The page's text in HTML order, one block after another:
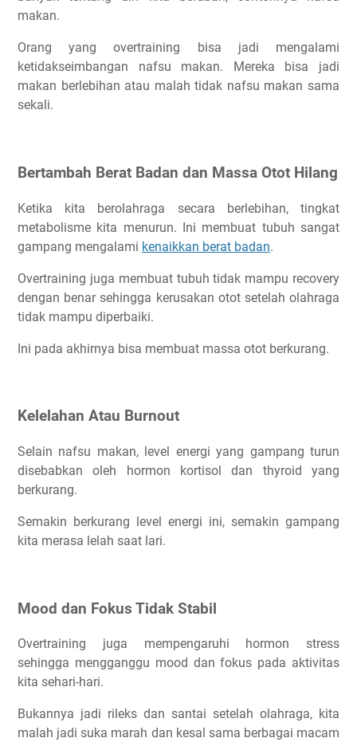
makan.
Orang yang overtraining bisa jadi mengalami
ketidakseimbangan nafsu makan. Mereka bisa jadi
makan berlebihan atau malah tidak nafsu makan sama
sekali.
Bertambah Berat Badan dan Massa Otot Hilang
Ketika kita berolahraga secara berlebihan, tingkat
metabolisme kita menurun. Ini membuat tubuh sangat
gampang mengalami kenaikkan berat badan.
Overtraining juga membuat tubuh tidak mampu recovery
dengan benar sehingga kerusakan otot setelah olahraga
tidak mampu diperbaiki.
Ini pada akhirnya bisa membuat massa otot berkurang.
Kelelahan Atau Burnout
Selain nafsu makan, level energi yang gampang turun
disebabkan oleh hormon kortisol dan thyroid yang
berkurang.
Semakin berkurang level energi ini, semakin gampang
kita merasa lelah saat lari.
Mood dan Fokus Tidak Stabil
Overtraining juga mempengaruhi hormon stress
sehingga mengganggu mood dan fokus pada aktivitas
kita sehari-hari.
Bukannya jadi rileks dan santai setelah olahraga, kita
malah jadi suka marah dan kesal sama berbagai macam